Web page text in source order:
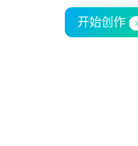
开始创作